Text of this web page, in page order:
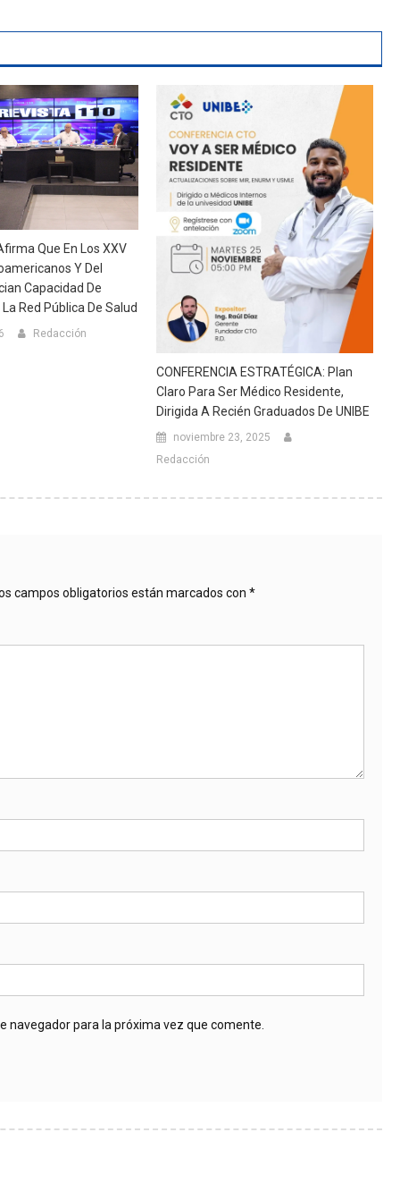
Que En Los XXV
Y Del
Capacidad De
Red Pública De Salud
Redacción
CONFERENCIA ESTRATÉGICA: Plan
Claro Para Ser Médico Residente,
Dirigida A Recién Graduados De UNIBE
noviembre 23, 2025
Redacción
campos obligatorios están marcados con *
navegador para la próxima vez que comente.